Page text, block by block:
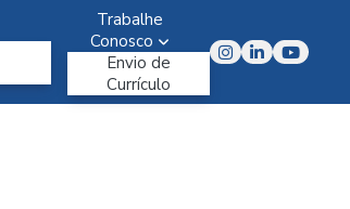
Trabalhe
Conosco
Envio de
Currículo